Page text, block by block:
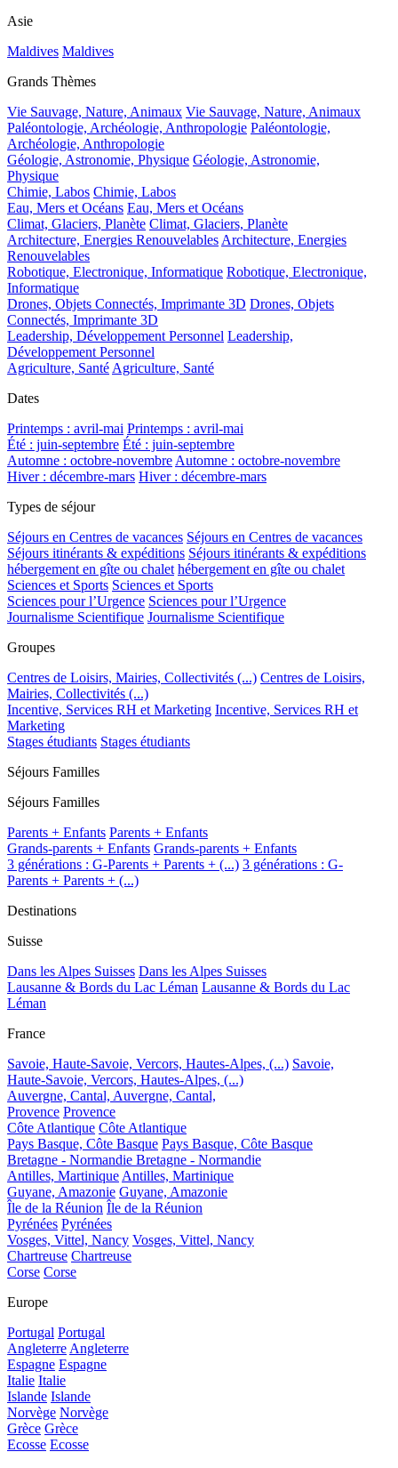
Asie
Maldives Maldives
Grands Thèmes
Vie Sauvage, Nature, Animaux Vie Sauvage, Nature, Animaux
Paléontologie, Archéologie, Anthropologie Paléontologie,
Archéologie, Anthropologie
Géologie, Astronomie, Physique Géologie, Astronomie,
Physique
Chimie, Labos Chimie, Labos
Eau, Mers et Océans Eau, Mers et Océans
Climat, Glaciers, Planète Climat, Glaciers, Planète
Architecture, Energies RenouvelablesArchitecture, Energies
Renouvelables
Robotique, Electronique, Informatique Robotique, Electronique,
Informatique
Drones, Objets Connectés, Imprimante 3D Drones, Objets
Connectés, Imprimante 3D
Leadership, Développement Personnel Leadership,
Développement Personnel
Agriculture, SantéAgriculture, Santé
Dates
Printemps : avril-mai Printemps : avril-mai
Été : juin-septembre Été : juin-septembre
Automne : octobre-novembreAutomne : octobre-novembre
Hiver : décembre-mars Hiver : décembre-mars
Types de séjour
Séjours en Centres de vacances Séjours en Centres de vacances
Séjours itinérants & expéditions Séjours itinérants & expéditions
hébergement en gîte ou chalet hébergement en gîte ou chalet
Sciences et Sports Sciences et Sports
Sciences pour l’Urgence Sciences pour l’Urgence
Journalisme Scientifique Journalisme Scientifique
Groupes
Centres de Loisirs, Mairies, Collectivités (...) Centres de Loisirs,
Mairies, Collectivités (...)
Incentive, Services RH et Marketing Incentive, Services RH et
Marketing
Stages étudiants Stages étudiants
Séjours Familles
Séjours Familles
Parents + Enfants Parents + Enfants
Grands-parents + Enfants Grands-parents + Enfants
3 générations : G-Parents + Parents + (...) 3 générations : G-
Parents + Parents + (...)
Destinations
Suisse
Dans les Alpes Suisses Dans les Alpes Suisses
Lausanne & Bords du Lac Léman Lausanne & Bords du Lac
Léman
France
Savoie, Haute-Savoie, Vercors, Hautes-Alpes, (...) Savoie,
Haute-Savoie, Vercors, Hautes-Alpes, (...)
Auvergne, Cantal, Auvergne, Cantal,
Provence Provence
Côte Atlantique Côte Atlantique
Pays Basque, Côte Basque Pays Basque, Côte Basque
Bretagne - Normandie Bretagne - Normandie
Antilles, MartiniqueAntilles, Martinique
Guyane, Amazonie Guyane, Amazonie
Île de la Réunion Île de la Réunion
Pyrénées Pyrénées
Vosges, Vittel, Nancy Vosges, Vittel, Nancy
Chartreuse Chartreuse
Corse Corse
Europe
Portugal Portugal
AngleterreAngleterre
Espagne Espagne
Italie Italie
Islande Islande
Norvège Norvège
Grèce Grèce
Ecosse Ecosse